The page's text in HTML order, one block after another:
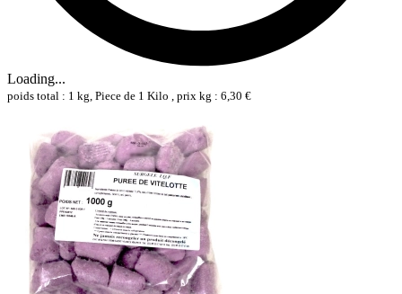
Loading...
poids total : 1 kg, Piece de 1 Kilo , prix kg : 6,30 €